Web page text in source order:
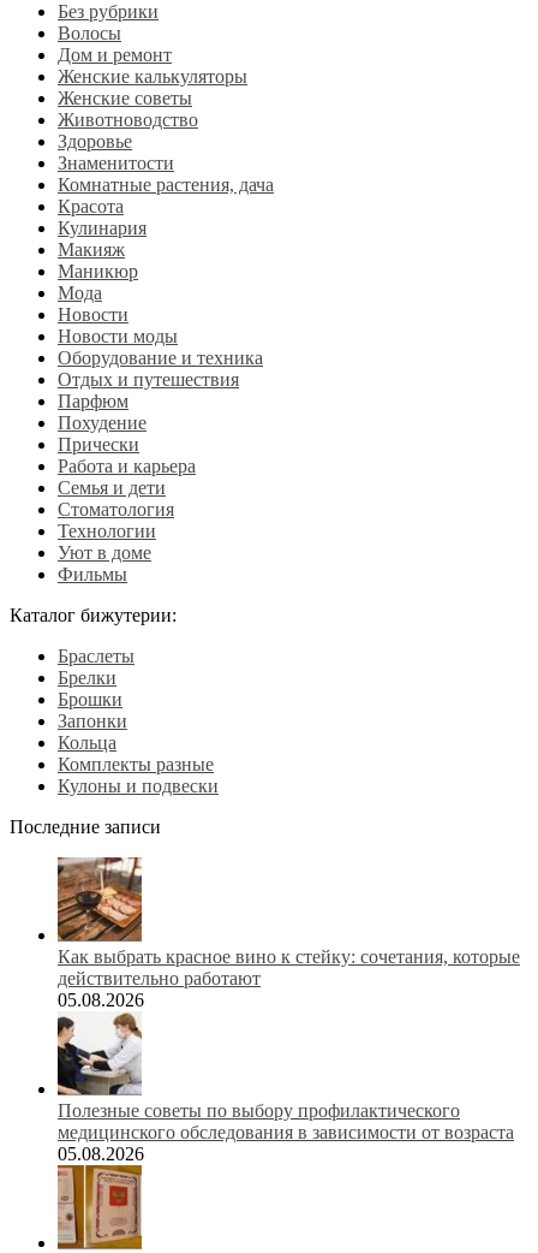
Без рубрики
Волосы
Дом и ремонт
Женские калькуляторы
Женские советы
Животноводство
Здоровье
Знаменитости
Комнатные растения, дача
Красота
Кулинария
Макияж
Маникюр
Мода
Новости
Новости моды
Оборудование и техника
Отдых и путешествия
Парфюм
Похудение
Прически
Работа и карьера
Семья и дети
Стоматология
Технологии
Уют в доме
Фильмы
Каталог бижутерии:
Браслеты
Брелки
Брошки
Запонки
Кольца
Комплекты разные
Кулоны и подвески
Последние записи
Как выбрать красное вино к стейку: сочетания, которые
действительно работают
05.08.2026
Полезные советы по выбору профилактического
медицинского обследования в зависимости от возраста
05.08.2026